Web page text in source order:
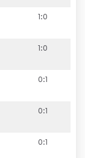
1:0
1:0
0:1
0:1
0:1